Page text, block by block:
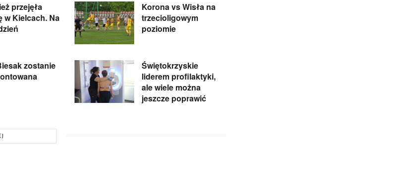
przejęła
w Kielcach. Na
Korona vs Wisła na
trzecioligowym
poziomie
zostanie
Świętokrzyskie
liderem profilaktyki,
ale wiele można
jeszcze poprawić